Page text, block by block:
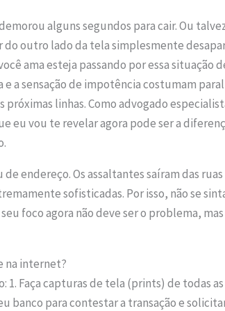
alguns segundos para cair. Ou
outro lado da tela simplesmente
ama esteja passando por essa situação
a sensação de impotência costumam
linhas. Como advogado
eu vou te revelar agora pode ser a
endereço. Os assaltantes saíram das
sofisticadas. Por isso, não se
foco agora não deve ser o problema,
na internet?
Faça capturas de tela (prints) de todas
banco para contestar a transação e